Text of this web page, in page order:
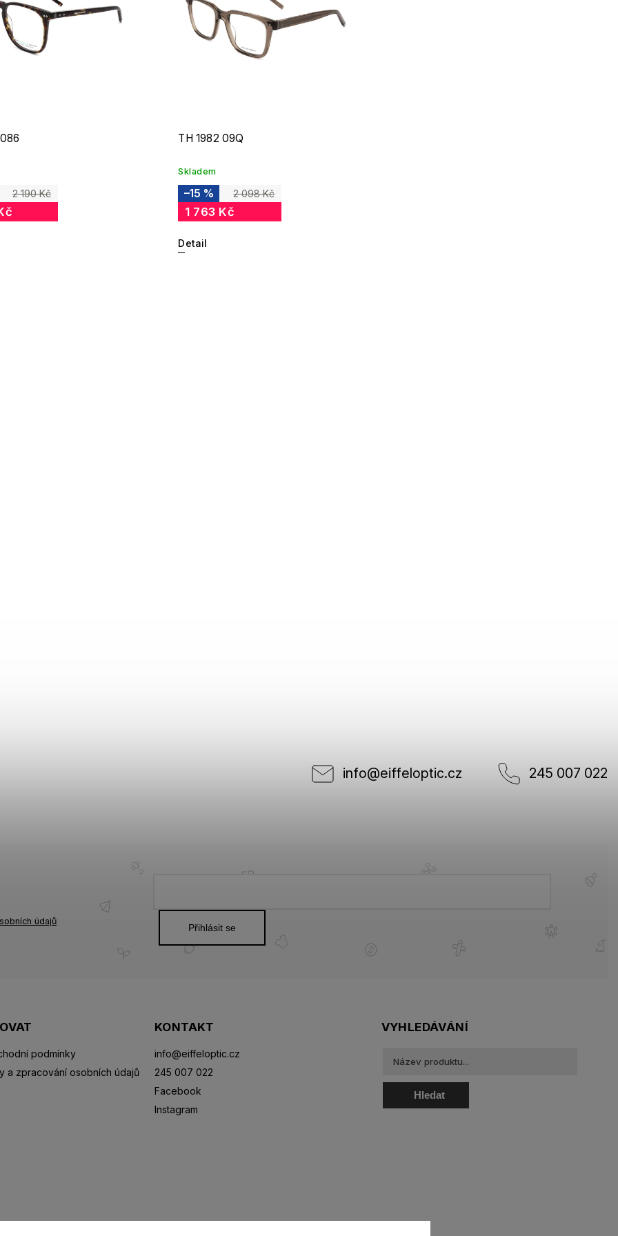
2 190 Kč
TH 1982 09Q
Skladem
2 098 Kč
–15 %
1 763 Kč
Detail
info@eiffeloptic.cz 245 007 022
podmínky
a zpracování osobních údajů
KONTAKT
info@eiffeloptic.cz
245 007 022
Facebook
Instagram
údajů
Přihlásit se
VYHLEDÁVÁNÍ
Hledat